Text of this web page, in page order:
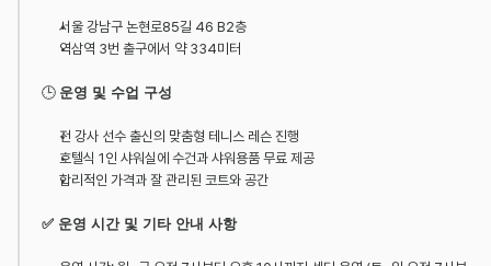
서울 강남구 논현로85길 46 B2층
역삼역 3번 출구에서 약 334미터
🕒 운영 및 수업 구성
전 강사 선수 출신의 맞춤형 테니스 레슨 진행
호텔식 1인 샤워실에 수건과 샤워용품 무료 제공
합리적인 가격과 잘 관리된 코트와 공간
✅ 운영 시간 및 기타 안내 사항